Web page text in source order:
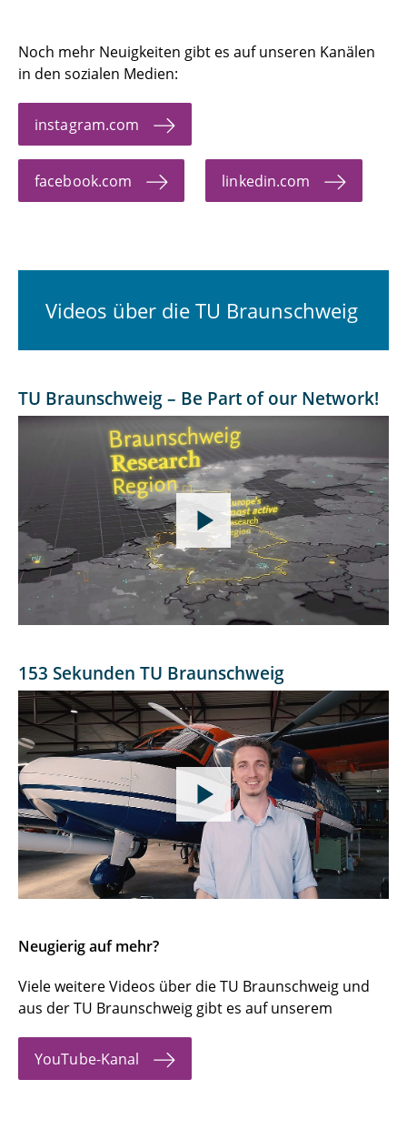
Noch mehr Neuigkeiten gibt es auf unseren Kanälen
in den sozialen Medien:
instagram.com
facebook.com linkedin.com
Videos über die TU Braunschweig
TU Braunschweig – Be Part of our Network!
153 Sekunden TU Braunschweig
Neugierig auf mehr?
Viele weitere Videos über die TU Braunschweig und
aus der TU Braunschweig gibt es auf unserem
YouTube-Kanal